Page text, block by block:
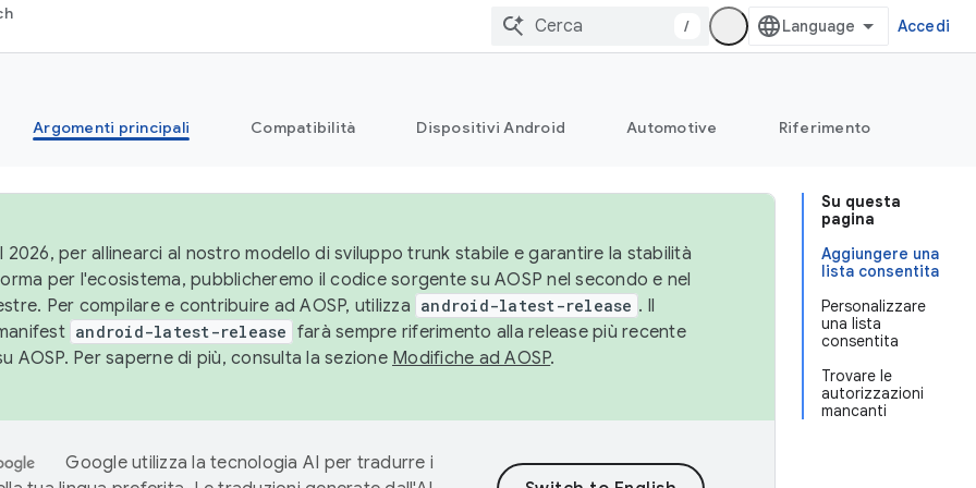
/ Accedi
Argomenti principali Compatibilità Dispositivi Android Automotive Riferimento
Su questa
pagina
Aggiungere una
lista consentita
Personalizzare
una lista
consentita
Trovare le
autorizzazioni
mancanti
2026, per allinearci al nostro modello di sviluppo trunk stabile e garantire la stabilità
per l'ecosistema, pubblicheremo il codice sorgente su AOSP nel secondo e nel
Per compilare e contribuire ad AOSP, utilizza android-latest-release . Il
android-latest-release farà sempre riferimento alla release più recente
AOSP. Per saperne di più, consulta la sezione Modifiche ad AOSP.
Google utilizza la tecnologia AI per tradurre i